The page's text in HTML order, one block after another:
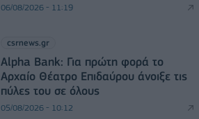
06/08/2026 - 11:19
csrnews.gr
Alpha Bank: Για πρώτη φορά το
Αρχαίο Θέατρο Επιδαύρου άνοιξε τις
πύλες του σε όλους
05/08/2026 - 10:12